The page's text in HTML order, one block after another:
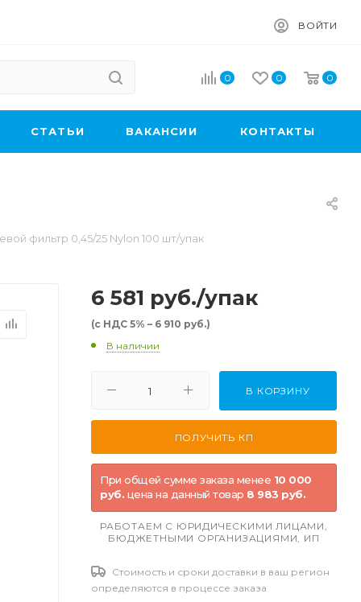
ВОЙТИ
0 0 0
CТАТЬИ ВАКАНСИИ КОНТАКТЫ
фильтр 0,45/25 Nylon 100 шт/упак
6 581 руб./упак
(с НДС 5% – 6 910 руб.)
В наличии
В КОРЗИНУ
При общей сумме заказа менее 10 000
руб. цена на данный товар 8 983 руб.
РАБОТАЕМ С ЮРИДИЧЕСКИМИ ЛИЦАМИ,
БЮДЖЕТНЫМИ ОРГАНИЗАЦИЯМИ, ИП
Стоимость и сроки доставки в ваш регион
определяются в процессе заказа